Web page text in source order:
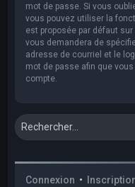
mot de passe. Si vous
vous pouvez utiliser la
est proposée par défaut
vous demandera de
adresse de courriel et le
mot de passe afin que
compte.
Connexion •